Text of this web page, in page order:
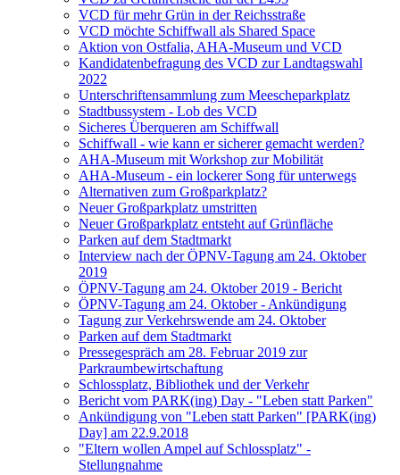
VCD für mehr Grün in der Reichsstraße
VCD möchte Schiffwall als Shared Space
Aktion von Ostfalia, AHA-Museum und VCD
Kandidatenbefragung des VCD zur Landtagswahl
2022
Unterschriftensammlung zum Meescheparkplatz
Stadtbussystem - Lob des VCD
Sicheres Überqueren am Schiffwall
Schiffwall - wie kann er sicherer gemacht werden?
AHA-Museum mit Workshop zur Mobilität
AHA-Museum - ein lockerer Song für unterwegs
Alternativen zum Großparkplatz?
Neuer Großparkplatz umstritten
Neuer Großparkplatz entsteht auf Grünfläche
Parken auf dem Stadtmarkt
Interview nach der ÖPNV-Tagung am 24. Oktober
2019
ÖPNV-Tagung am 24. Oktober 2019 - Bericht
ÖPNV-Tagung am 24. Oktober - Ankündigung
Tagung zur Verkehrswende am 24. Oktober
Parken auf dem Stadtmarkt
Pressegespräch am 28. Februar 2019 zur
Parkraumbewirtschaftung
Schlossplatz, Bibliothek und der Verkehr
Bericht vom PARK(ing) Day - "Leben statt Parken"
Ankündigung von "Leben statt Parken" [PARK(ing)
Day] am 22.9.2018
"Eltern wollen Ampel auf Schlossplatz" -
Stellungnahme